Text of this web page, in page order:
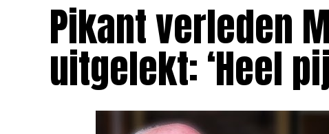
Pikant verleden
uitgelekt: ‘Heel